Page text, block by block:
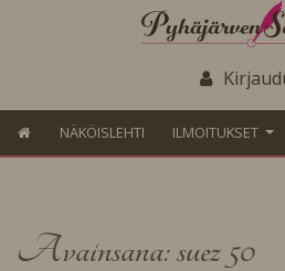
NÄKÖISLEHTI ILMOITUKSET
Avainsana: suez 50